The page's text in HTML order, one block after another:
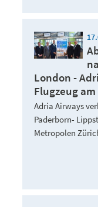
London -
Flugzeug am
Adria Airways
Paderborn-
Metropolen